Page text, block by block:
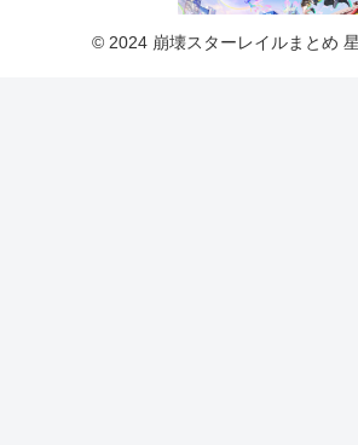
© 2024 崩壊スターレイルまとめ